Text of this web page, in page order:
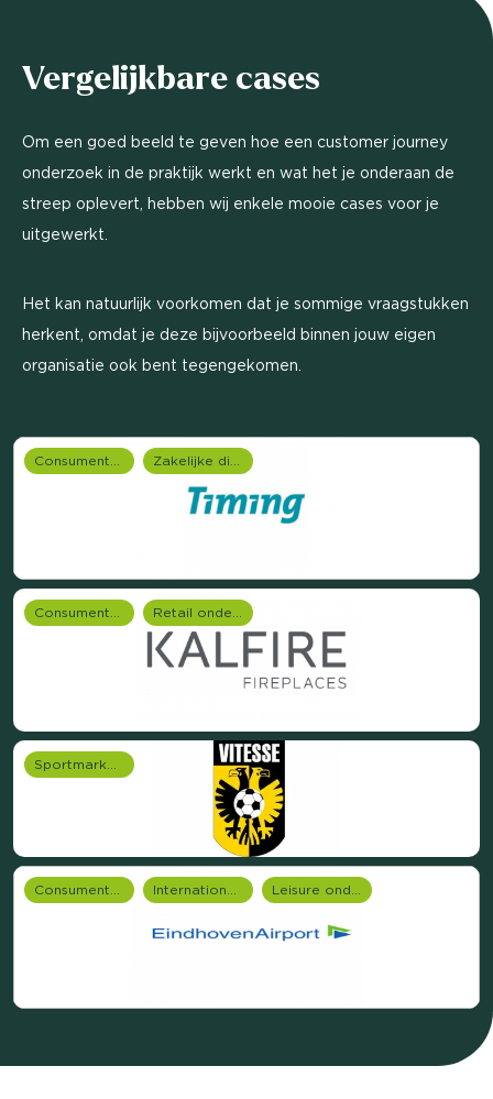
Vergelijkbare cases
Om een goed beeld te geven hoe een customer journey
onderzoek in de praktijk werkt en wat het je onderaan de
streep oplevert, hebben wij enkele mooie cases voor je
uitgewerkt.
Het kan natuurlijk voorkomen dat je sommige vraagstukken
herkent, omdat je deze bijvoorbeeld binnen jouw eigen
organisatie ook bent tegengekomen.
Consumentenonderzoek Zakelijke dienstverlening (B2B)
Consumentenonderzoek Retail onderzoek
Sportmarketing onderzoek
Consumentenonderzoek Internationale onderzoeken Leisure onderzoek